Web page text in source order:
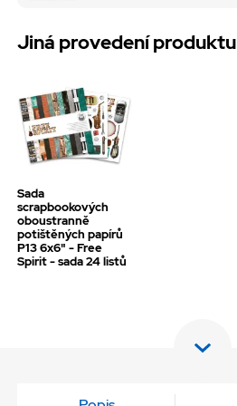
Jiná provedení produktu
Sada
scrapbookových
oboustranně
potištěných papírů
P13 6x6" - Free
Spirit - sada 24 listů